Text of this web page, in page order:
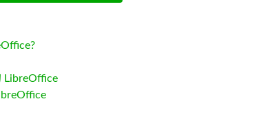
LibreOffice